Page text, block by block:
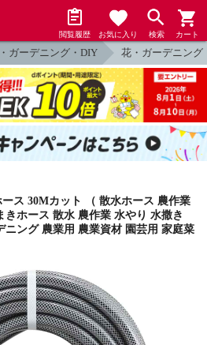
閲覧履歴 お気に入り 検索 カート
ガーデニング・DIY 花・ガーデニング
ス 30Mカット （ 散水ホース 農作業
きホース 散水 農作業 水やり 水撒き
ニング 農業用 農業資材 園芸用 家庭菜